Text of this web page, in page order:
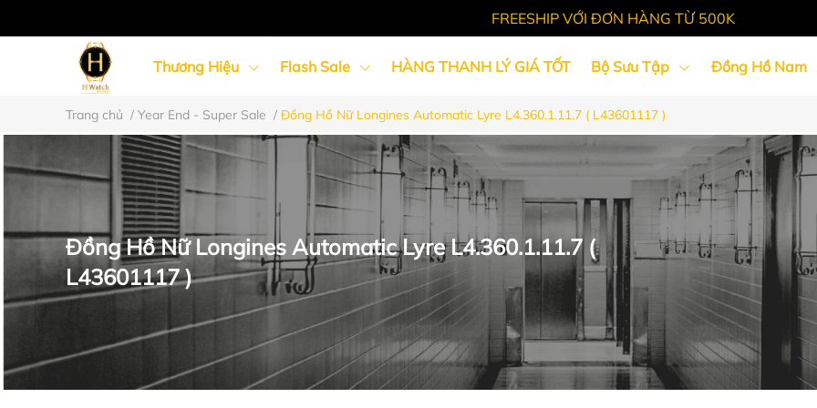
FREESHIP VỚI ĐƠN HÀNG TỪ 500K
Thương Hiệu Flash Sale HÀNG THANH LÝ GIÁ TỐT Bộ Sưu Tập Đồng Hồ Nam
Đồng Hồ Nữ Đồng Hồ Cặp Đôi Tin Tức
Trang chủ / Year End - Super Sale / Đồng Hồ Nữ Longines Automatic Lyre L4.360.1.11.7 ( L43601117 )
Đồng Hồ Nữ Longines Automatic Lyre L4.360.1.11.7 (
L43601117 )